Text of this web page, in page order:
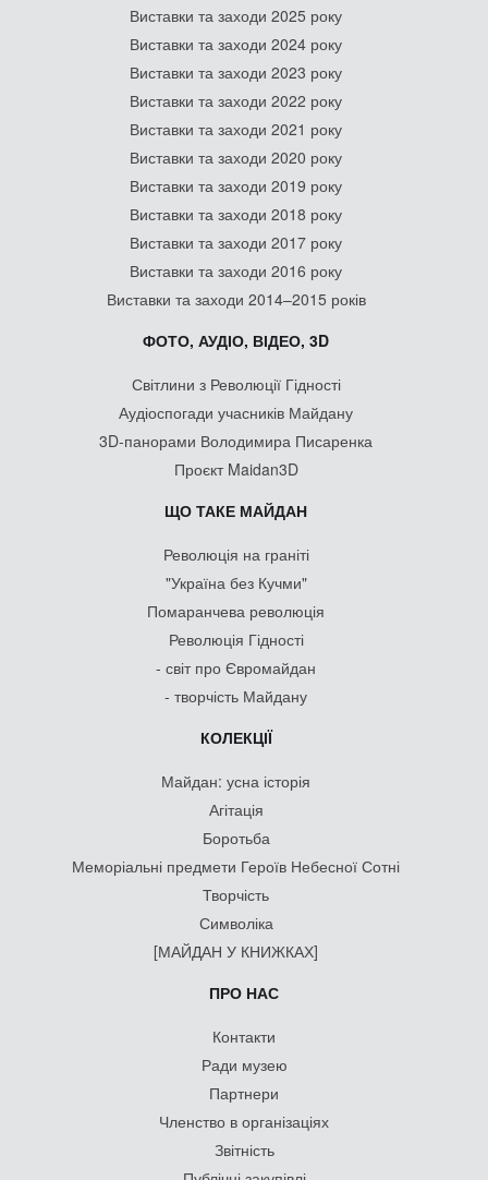
Виставки та заходи 2025 року
Виставки та заходи 2024 року
Виставки та заходи 2023 року
Виставки та заходи 2022 року
Виставки та заходи 2021 року
Виставки та заходи 2020 року
Виставки та заходи 2019 року
Виставки та заходи 2018 року
Виставки та заходи 2017 року
Виставки та заходи 2016 року
Виставки та заходи 2014–2015 років
ФОТО, АУДІО, ВІДЕО, 3D
Світлини з Революції Гідності
Аудіоспогади учасників Майдану
3D-панорами Володимира Писаренка
Проєкт Maidan3D
ЩО ТАКЕ МАЙДАН
Революція на граніті
"Україна без Кучми"
Помаранчева революція
Революція Гідності
- світ про Євромайдан
- творчість Майдану
КОЛЕКЦІЇ
Майдан: усна історія
Агітація
Боротьба
Меморіальні предмети Героїв Небесної Сотні
Творчість
Символіка
[МАЙДАН У КНИЖКАХ]
ПРО НАС
Контакти
Ради музею
Партнери
Членство в організаціях
Звітність